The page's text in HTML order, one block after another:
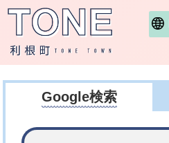
Google検索